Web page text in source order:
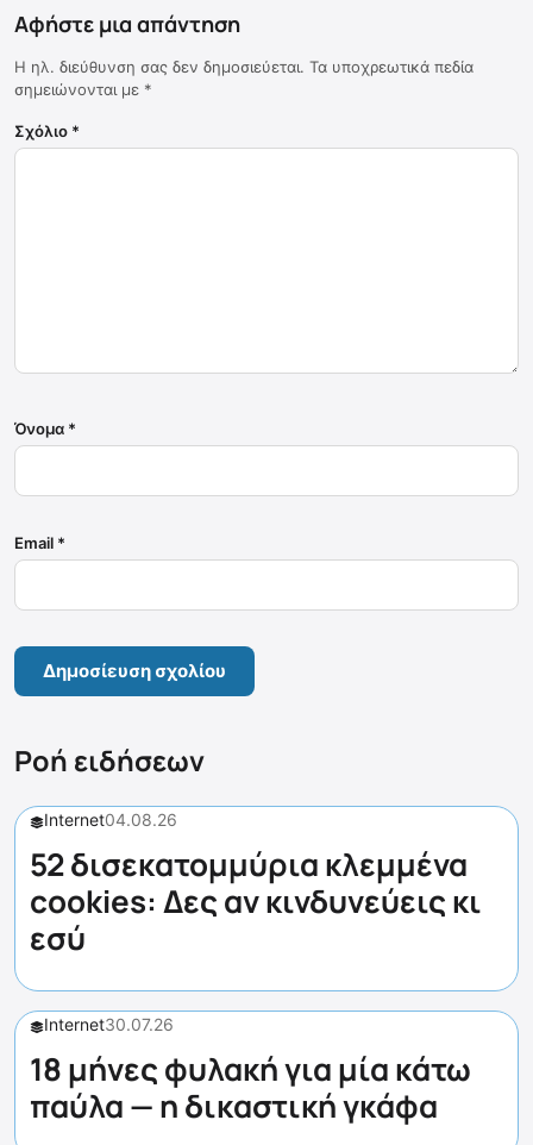
Αφήστε μια απάντηση
Η ηλ. διεύθυνση σας δεν δημοσιεύεται. Τα υποχρεωτικά πεδία
σημειώνονται με *
Σχόλιο *
Όνομα *
Email *
Ροή ειδήσεων
Internet04.08.26
52 δισεκατομμύρια κλεμμένα
cookies: Δες αν κινδυνεύεις κι
εσύ
Internet30.07.26
18 μήνες φυλακή για μία κάτω
παύλα — η δικαστική γκάφα